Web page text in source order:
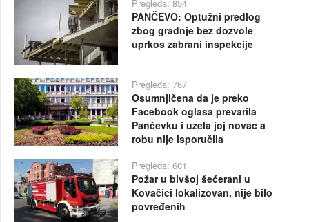
Pregleda: 854
PANČEVO: Optužni predlog
zbog gradnje bez dozvole
uprkos zabrani inspekcije
Pregleda: 767
Osumnjičena da je preko
Facebook oglasa prevarila
Pančevku i uzela joj novac a
robu nije isporučila
Pregleda: 601
Požar u bivšoj šećerani u
Kovačici lokalizovan, nije bilo
povređenih